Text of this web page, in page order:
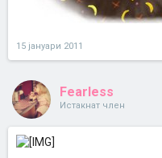
15 јануари 2011
Fearless
Истакнат член